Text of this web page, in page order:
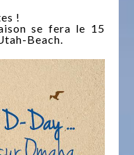
!
se fera le 15
Beach.